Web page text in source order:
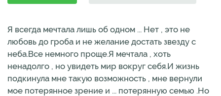
Я всегда мечтала лишь об одном ... Нет , это не
любовь до гроба и не желание достать звезду с
неба.Все немного проще.Я мечтала , хоть
ненадолго , но увидеть мир вокруг себя.И жизнь
подкинула мне такую возможность , мне вернули
мое потерянное зрение и ... потерянную семью .Но